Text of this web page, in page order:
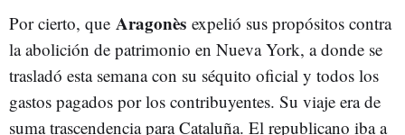
Por cierto, que Aragonès expelió sus propósitos contra
la abolición de patrimonio en Nueva York, a donde se
trasladó esta semana con su séquito oficial y todos los
gastos pagados por los contribuyentes. Su viaje era de
suma trascendencia para Cataluña. El republicano iba a